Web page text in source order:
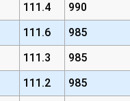
111.4
990
111.6
985
111.3
985
111.2
985